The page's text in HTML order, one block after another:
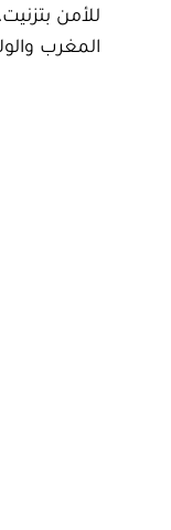
للأمن
المغرب